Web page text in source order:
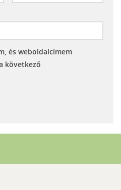
és weboldalcímem
következő